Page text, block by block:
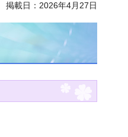
掲載日：2026年4月27日